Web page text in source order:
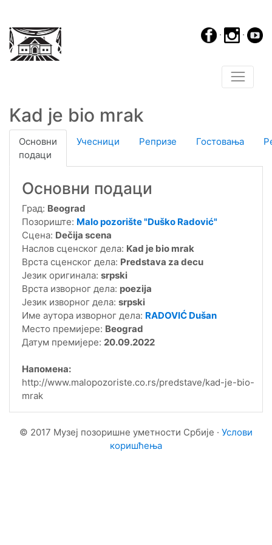
· ·
Kad je bio mrak
Основни
подаци
Учесници Репризе Гостовања
Основни подаци
Град: Beograd
Позориште: Malo pozorište "Duško Radović"
Сцена: Dečija scena
Наслов сценског дела: Kad je bio mrak
Врста сценског дела: Predstava za decu
Језик оригинала: srpski
Врста изворног дела: poezija
Језик изворног дела: srpski
Име аутора изворног дела: RADOVIĆ Dušan
Место премијере: Beograd
Датум премијере: 20.09.2022
Напомена:
http://www.malopozoriste.co.rs/predstave/kad-je-bio-
mrak
© 2017 Музеј позоришне уметности Србије · Услови
коришћења